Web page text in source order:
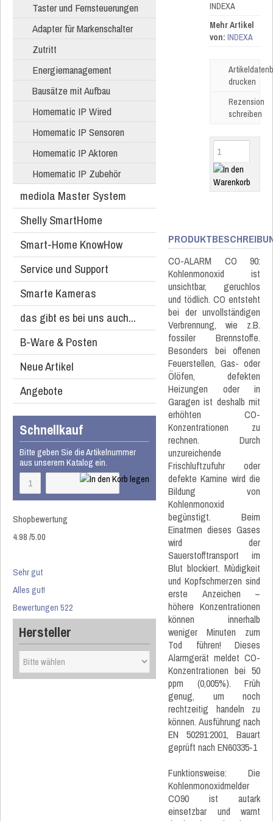
Taster und Fernsteuerungen
Adapter für Markenschalter
Zutritt
Energiemanagement
Bausätze mit Aufbau
Homematic IP Wired
Homematic IP Sensoren
Homematic IP Aktoren
Homematic IP Zubehör
mediola Master System
Shelly SmartHome
Smart-Home KnowHow
Service und Support
Smarte Kameras
das gibt es bei uns auch...
B-Ware & Posten
Neue Artikel
Angebote
Schnellkauf
Bitte geben Sie die Artikelnummer
aus unserem Katalog ein.
Shopbewertung
4.98/5.00
Sehr gut
Alles gut!
Bewertungen 522
Hersteller
INDEXA
Mehr Artikel
von: INDEXA
drucken
Rezension
schreiben
CO-ALARM CO 90:
Kohlenmonoxid ist
unsichtbar, geruchlos
und tödlich. CO entsteht
bei der unvollständigen
Verbrennung, wie z.B.
fossiler Brennstoffe.
Besonders bei offenen
Feuerstellen, Gas- oder
Ölöfen, defekten
Heizungen oder in
Garagen ist deshalb mit
erhöhten CO-
Konzentrationen zu
rechnen. Durch
unzureichende
Frischluftzufuhr oder
defekte Kamine wird die
Bildung von
Kohlenmonoxid
begünstigt. Beim
Einatmen dieses Gases
wird der
Sauerstofftransport im
Blut blockiert. Müdigkeit
und Kopfschmerzen sind
erste Anzeichen –
höhere Konzentrationen
können innerhalb
weniger Minuten zum
Tod führen! Dieses
Alarmgerät meldet CO-
Konzentrationen bei 50
ppm (0,005%). Früh
genug, um noch
rechtzeitig handeln zu
können. Ausführung nach
EN 50291:2001, Bauart
geprüft nach EN60335-1
Funktionsweise: Die
Kohlenmonoxidmelder
CO90 ist autark
einsetzbar und warnt